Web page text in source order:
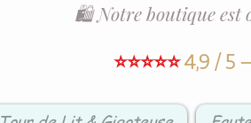
⭐⭐⭐⭐⭐4,9 / 5
🛍️ Notre boutique est